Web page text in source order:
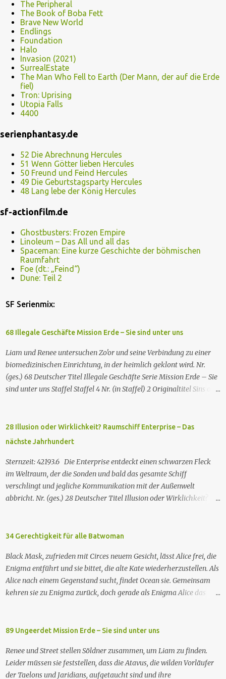
The Peripheral
The Book of Boba Fett
Brave New World
Endlings
Foundation
Halo
Invasion (2021)
SurrealEstate
The Man Who Fell to Earth (Der Mann, der auf die Erde
fiel)
Tron: Uprising
Utopia Falls
4400
serienphantasy.de
52 Die Abrechnung Hercules
51 Wenn Götter lieben Hercules
50 Freund und Feind Hercules
49 Die Geburtstagsparty Hercules
48 Lang lebe der König Hercules
sf-actionfilm.de
Ghostbusters: Frozen Empire
Linoleum – Das All und all das
Spaceman: Eine kurze Geschichte der böhmischen
Raumfahrt
Foe (dt.: „Feind“)
Dune: Teil 2
SF Serienmix:
68 Illegale Geschäfte Mission Erde – Sie sind unter uns
Liam und Renee untersuchen Zo'or und seine Verbindung zu einer
biomedizinischen Einrichtung, in der heimlich geklont wird. Nr.
(ges.) 68 Deutscher Titel Illegale Geschäfte Serie Mission Erde – Sie
sind unter uns Staffel Staffel 4 Nr. (in Staffel) 2 Original­titel Sins of
25. Sep. 2001 Es kommt eine außerirdische Rasse, die Taelons oder
Gefährten genannt wird, auf die Erde. Sie bieten den Menschen auf
Hungersnöte eindämmen, Umweltprobleme lösen und Konflikte
beenden können. Im Gegenzug verlangen sie, dass man sie auf der
Erde leben lässt. Doch eine Gruppe von Erdlingen, die an der
Freundlichkeit der Taelons zweifelt, organisiert eine
verstehen nach und nach, dass jede Spezies die...
28 Illusion oder Wirklichkeit? Raumschiff Enterprise – Das
nächste Jahrhundert
Sternzeit: 42193.6 Die Enterprise entdeckt einen schwarzen Fleck
im Weltraum, der die Sonden und bald das gesamte Schiff
verschlingt und jegliche Kommunikation mit der Außenwelt
abbricht. Nr. (ges.) 28 Deutscher Titel Illusion oder Wirklichkeit?
Winrich Kolbe Buch Jack B. Sowards Erstaus­strahlung USA 26. Nov.
Deutschsprachige Erstausstrahlung der HD-restaurierten Fassung
im Pay-TV (Syfy) 17. Jan. 2013 Raumschiff Enterprise – Das nächste
Jahrhundert spielt im 24. Jahrhundert und erzählt von den
Missionen der Besatzung des Sternenflottenraumschiffs Enterprise-
sozialen und interkulturellen Konflikten und die Hilfe bei
34 Gerechtigkeit für alle Batwoman
Black Mask, zufrieden mit Circes neuem Gesicht, lässt Alice frei, die
Enigma entführt und sie bittet, die alte Kate wiederherzustellen. Als
Alice nach einem Gegenstand sucht, findet Ocean sie. Gemeinsam
kehren sie zu Enigma zurück, doch gerade als Enigma Alice das
wolle. Währenddessen nehmen zwei GCPd-Beamte Ryan und Luke
Polizisten zur Rede stellt, wird auch sie verhaftet. Die drei treffen
auf einen Gefangenen namens Eli. Imani besorgt sich einen Anwalt,
89 Ungeerdet Mission Erde – Sie sind unter uns
Renee und Street stellen Söldner zusammen, um Liam zu finden.
Leider müssen sie feststellen, dass die Atavus, die wilden Vorläufer
der Taelons und Jaridians, aufgetaucht sind und ihre